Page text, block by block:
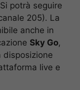
potrà seguire
205). La
anche in
Sky Go,
disposizione
live e